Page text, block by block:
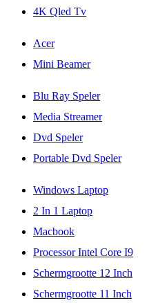
4K Qled Tv
Acer
Mini Beamer
Blu Ray Speler
Media Streamer
Dvd Speler
Portable Dvd Speler
Windows Laptop
2 In 1 Laptop
Macbook
Processor Intel Core I9
Schermgrootte 12 Inch
Schermgrootte 11 Inch